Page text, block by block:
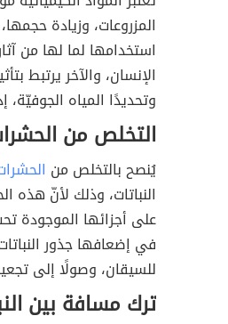
المزروعات، وزيادة
استخدامها لما لها من
الإنسان، والآخر يرتبط
وتحديدًا المياه
التخلص من
يُنصح بالتخلص من
النباتات، وذلك لأنّ هذه
على أجزائها الموجودة
في إضعافها جذور
للسيقان، وصولًا إلى
ترك مسافة بين